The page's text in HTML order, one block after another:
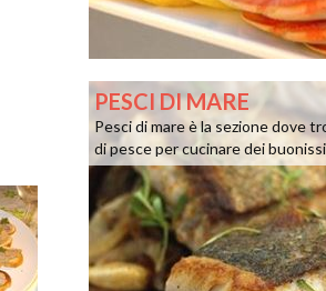
PESCI DI MARE
Pesci di mare è la sezione dove
di pesce per cucinare dei